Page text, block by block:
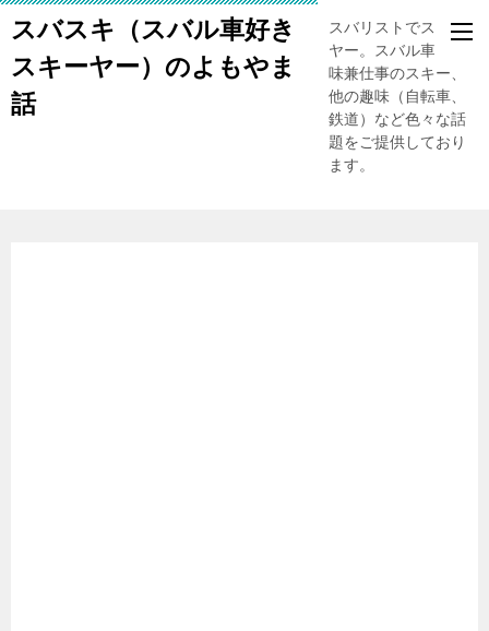
スバスキ（スバル車好き
スキーヤー）のよもやま
話
スバリストでスキー
ヤー。スバル車、趣
味兼仕事のスキー、
他の趣味（自転車、
鉄道）など色々な話
題をご提供しており
ます。